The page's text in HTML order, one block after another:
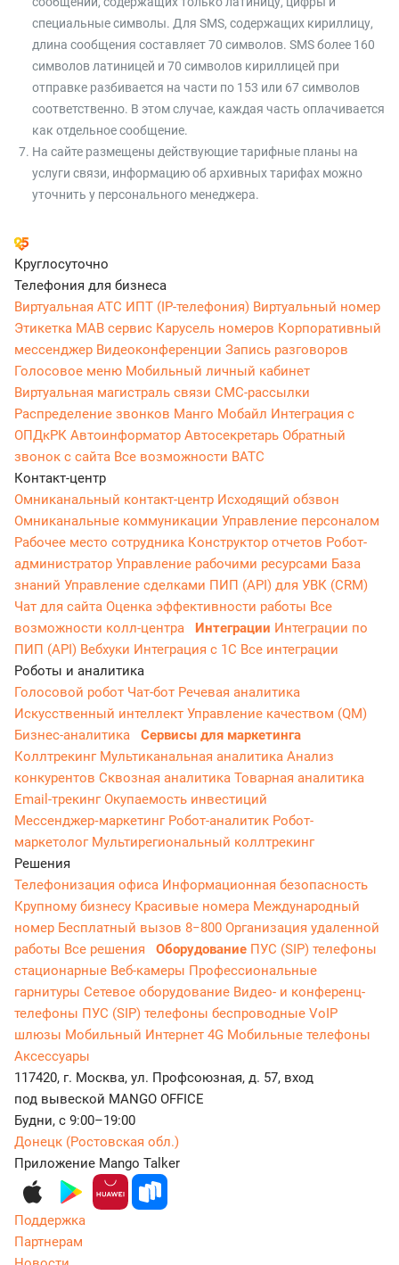
специальные символы. Для SMS, содержащих кириллицу,
длина сообщения составляет 70 символов. SMS более 160
символов латиницей и 70 символов кириллицей при
отправке разбивается на части по 153 или 67 символов
соответственно. В этом случае, каждая часть оплачивается
как отдельное сообщение.
На сайте размещены действующие тарифные планы на
услуги связи, информацию об архивных тарифах можно
уточнить у персонального менеджера.
Круглосуточно
Телефония для бизнеса
Виртуальная АТС ИПТ (IP-телефония) Виртуальный номер
Этикетка МАВ сервис Карусель номеров Корпоративный
мессенджер Видеоконференции Запись разговоров
Голосовое меню Мобильный личный кабинет
Виртуальная магистраль связи СМС-рассылки
Распределение звонков Манго Мобайл Интеграция с
ОПДкРК Автоинформатор Автосекретарь Обратный
звонок с сайта Все возможности ВАТС
Контакт-центр
Омниканальный контакт-центр Исходящий обзвон
Омниканальные коммуникации Управление персоналом
Рабочее место сотрудника Конструктор отчетов Робот-
администратор Управление рабочими ресурсами База
знаний Управление сделками ПИП (API) для УВК (CRM)
Чат для сайта Оценка эффективности работы Все
возможности колл-центра
Интеграции Интеграции по
ПИП (API) Вебхуки Интеграция с 1С Все интеграции
Роботы и аналитика
Голосовой робот Чат-бот Речевая аналитика
Искусственный интеллект Управление качеством (QM)
Бизнес-аналитика
Сервисы для маркетинга
Коллтрекинг Мультиканальная аналитика Анализ
конкурентов Сквозная аналитика Товарная аналитика
Email-трекингОкупаемость инвестиций
Мессенджер‑маркетинг Робот-аналитик Робот-
маркетолог Мультирегиональный коллтрекинг
Решения
Телефонизация офиса Информационная безопасность
Крупному бизнесу Красивые номера Международный
номер Бесплатный вызов 8−800 Организация удаленной
работы Все решения Оборудование ПУС (SIP) телефоны
стационарные Веб-камеры Профессиональные
гарнитуры Сетевое оборудование Видео- и конференц-
телефоны ПУС (SIP) телефоны беспроводные VoIP
шлюзы Мобильный Интернет 4G Мобильные телефоны
Аксессуары
117420, г. Москва, ул. Профсоюзная, д. 57, вход
под вывеской MANGO OFFICE
Будни, с 9:00–19:00
Донецк (Ростовская обл.)
Приложение Mango Talker
Поддержка
Партнерам